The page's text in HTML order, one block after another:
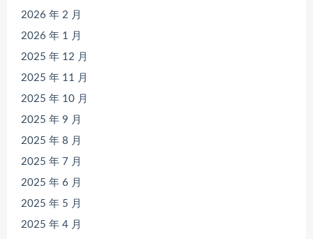
2026 年 2 月
2026 年 1 月
2025 年 12 月
2025 年 11 月
2025 年 10 月
2025 年 9 月
2025 年 8 月
2025 年 7 月
2025 年 6 月
2025 年 5 月
2025 年 4 月